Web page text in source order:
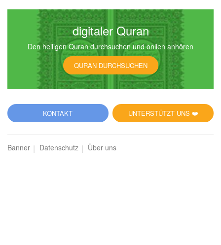
digitaler Quran
Den heiligen Quran durchsuchen und onlien anhören
QURAN DURCHSUCHEN
UNTERSTÜTZT UNS ❤️
KONTAKT
Banner Datenschutz Über uns